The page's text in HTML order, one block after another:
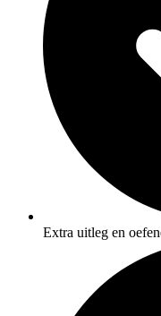
Extra uitleg en